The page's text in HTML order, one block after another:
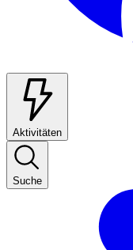
Aktivitäten
Suche